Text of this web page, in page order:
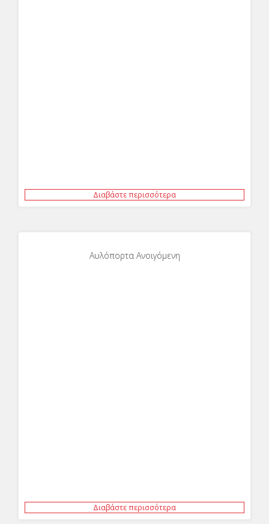
Διαβάστε περισσότερα
Αυλόπορτα Ανοιγόμενη
Διαβάστε περισσότερα